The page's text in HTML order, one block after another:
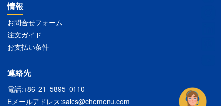
情報
お問合せフォーム
注文ガイド
お支払い条件
連絡先
電話:+86 21 5895 0110
Eメールアドレス:sales@chemenu.com